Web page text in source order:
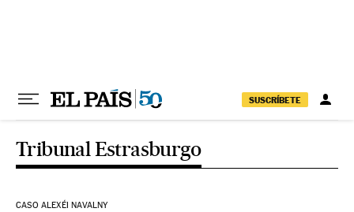
SUSCRÍBETE
Tribunal Estrasburgo
CASO ALEXÉI NAVALNY